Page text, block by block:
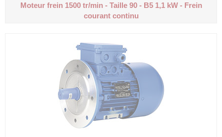
Moteur frein 1500 tr/min - Taille 90 - B51,1 kW - Frein
courant continu